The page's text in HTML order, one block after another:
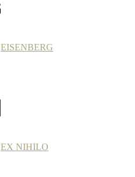
EISENBERG
EX NIHILO